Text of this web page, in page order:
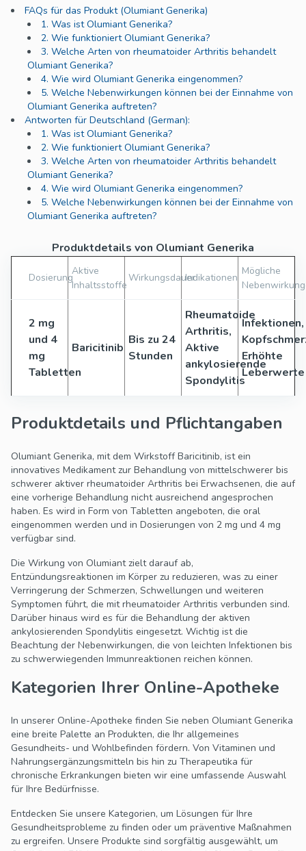
FAQs für das Produkt (Olumiant Generika)
1. Was ist Olumiant Generika?
2. Wie funktioniert Olumiant Generika?
3. Welche Arten von rheumatoider Arthritis behandelt
Olumiant Generika?
4. Wie wird Olumiant Generika eingenommen?
5. Welche Nebenwirkungen können bei der Einnahme von
Olumiant Generika auftreten?
Antworten für Deutschland (German):
1. Was ist Olumiant Generika?
2. Wie funktioniert Olumiant Generika?
3. Welche Arten von rheumatoider Arthritis behandelt
Olumiant Generika?
4. Wie wird Olumiant Generika eingenommen?
5. Welche Nebenwirkungen können bei der Einnahme von
Olumiant Generika auftreten?
Produktdetails von Olumiant Generika
Dosierung
Aktive
Inhaltsstoffe
WirkungsdauerIndikationen
Mögliche
2 mg
und 4
mg
Tabletten
Baricitinib
Bis zu 24
Stunden
Rheumatoide
Arthritis,
Aktive
ankylosierende
Spondylitis
Infektionen,
Erhöhte
Leberwerte
Produktdetails und Pflichtangaben
Olumiant Generika, mit dem Wirkstoff Baricitinib, ist ein
innovatives Medikament zur Behandlung von mittelschwerer bis
schwerer aktiver rheumatoider Arthritis bei Erwachsenen, die auf
eine vorherige Behandlung nicht ausreichend angesprochen
haben. Es wird in Form von Tabletten angeboten, die oral
eingenommen werden und in Dosierungen von 2 mg und 4 mg
verfügbar sind.
Die Wirkung von Olumiant zielt darauf ab,
Entzündungsreaktionen im Körper zu reduzieren, was zu einer
Verringerung der Schmerzen, Schwellungen und weiteren
Symptomen führt, die mit rheumatoider Arthritis verbunden sind.
Darüber hinaus wird es für die Behandlung der aktiven
ankylosierenden Spondylitis eingesetzt. Wichtig ist die
Beachtung der Nebenwirkungen, die von leichten Infektionen bis
zu schwerwiegenden Immunreaktionen reichen können.
Kategorien Ihrer Online-Apotheke
In unserer Online-Apotheke finden Sie neben Olumiant Generika
eine breite Palette an Produkten, die Ihr allgemeines
Gesundheits- und Wohlbefinden fördern. Von Vitaminen und
Nahrungsergänzungsmitteln bis hin zu Therapeutika für
chronische Erkrankungen bieten wir eine umfassende Auswahl
für Ihre Bedürfnisse.
Entdecken Sie unsere Kategorien, um Lösungen für Ihre
Gesundheitsprobleme zu finden oder um präventive Maßnahmen
zu ergreifen. Unsere Produkte sind sorgfältig ausgewählt, um